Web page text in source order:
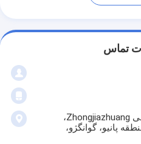
تماس
افزودن: شماره 11، خیابان شمالی Zhongjiazhuang،
پانیو، گوانگژو،